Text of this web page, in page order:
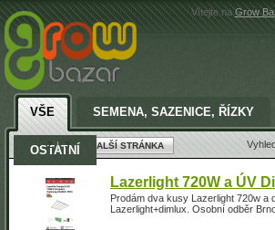
Vítejte naGrow
VŠE SEMENA, SAZENICE, ŘÍZKY
OSTATNÍ
2 3 DALŠÍ STRÁNKA
Lazerlight 720W a ÚV
Prodám dva kusy Lazerlight 720w a
Lazerlight+dimlux. Osobní odběr